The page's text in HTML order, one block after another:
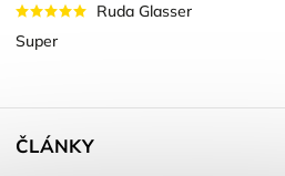
Ruda Glasser
Super
ČLÁNKY